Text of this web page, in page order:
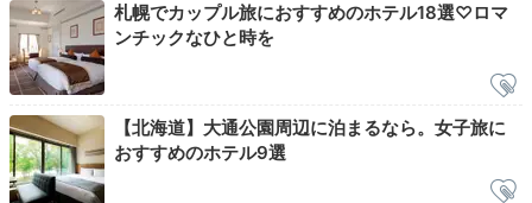
札幌でカップル旅におすすめのホテル18選♡ロマ
ンチックなひと時を
【北海道】大通公園周辺に泊まるなら。女子旅に
おすすめのホテル9選